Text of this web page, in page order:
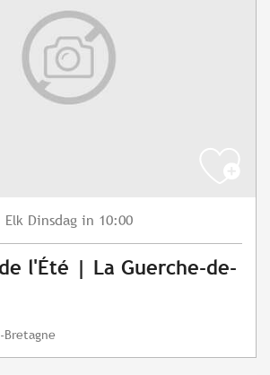
Elk Dinsdag in 10:00
l'Été | La Guerche-de-
Bretagne